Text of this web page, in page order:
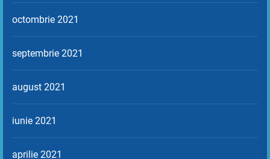
octombrie 2021
septembrie 2021
august 2021
iunie 2021
aprilie 2021